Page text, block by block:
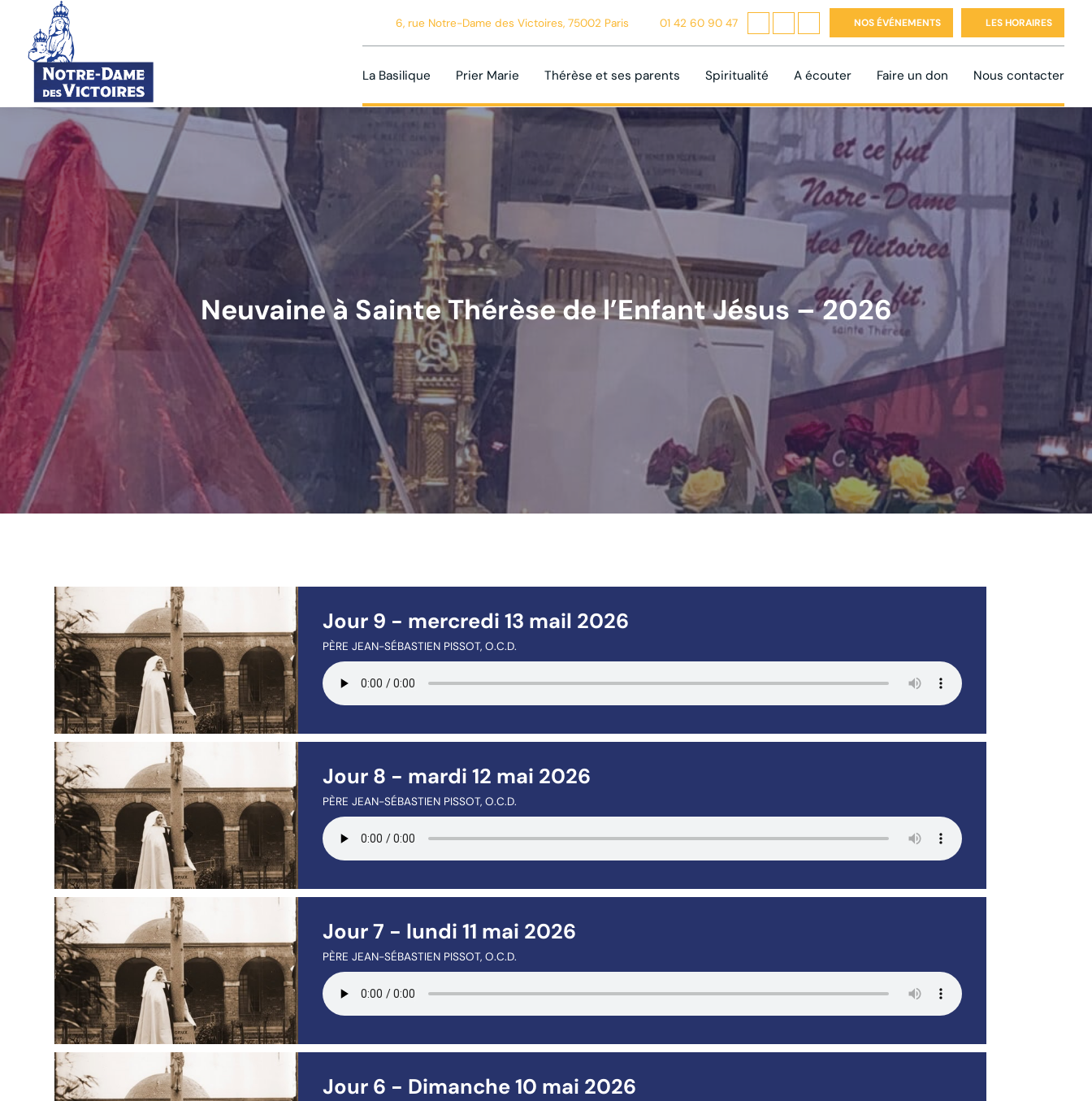
6, rue Notre-Dame des Victoires, 75002 Paris 01 42 60 90 47 NOS ÉVÉNEMENTS LES HORAIRES
La Basilique Prier Marie Thérèse et ses parents Spiritualité A écouter Faire un don Nous contacter
Neuvaine à Sainte Thérèse de l’Enfant Jésus – 2026
Jour 9 - mercredi 13 mail 2026
PÈRE JEAN-SÉBASTIEN PISSOT, O.C.D.
Jour 8 - mardi 12 mai 2026
PÈRE JEAN-SÉBASTIEN PISSOT, O.C.D.
Jour 7 - lundi 11 mai 2026
PÈRE JEAN-SÉBASTIEN PISSOT, O.C.D.
Jour 6 - Dimanche 10 mai 2026